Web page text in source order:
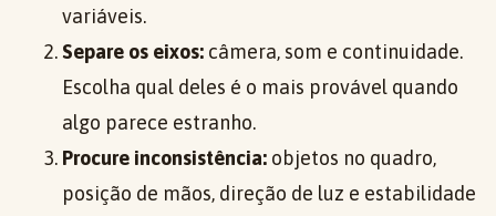
variáveis.
Separe os eixos: câmera, som e continuidade.
Escolha qual deles é o mais provável quando
algo parece estranho.
Procure inconsistência: objetos no quadro,
posição de mãos, direção de luz e estabilidade